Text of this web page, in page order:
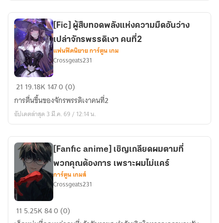
[Fic]
สืบทอด
พลัง
ความ
มืด
อัน
ว่าง
เปล่า
จักรพรรดิ
เงา
[Fic] ผู้สืบทอดพลังแห่งความมืดอันว่าง
เปล่าจักรพรรดิเงา คนที่2
แฟนฟิคนิยาย การ์ตูน เกม
Crossgeats231
21 19.18K 1470 (0)
การตื่นขึ้นของจักรพรรดิเงาคนที่2
อัปเดตล่าสุด 3 มี.ค. 69 / 12:14 น.
[Fanfic
anime]
[Fanfic anime] เชิญเกลียดผมตามที่
พวกคุณต้องการ เพราะผมไม่แคร์
การ์ตูน เกมส์
Crossgeats231
11 5.25K840 (0)